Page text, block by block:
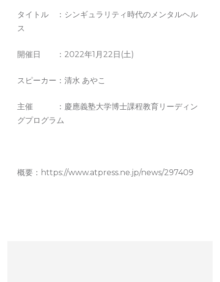
タイトル ：シンギュラリティ時代のメンタルヘル
ス
開催日 ：2022年1月22日(土)
スピーカー：清水 あやこ
主催 ：慶應義塾大学博士課程教育リーディン
グプログラム
概要：https://www.atpress.ne.jp/news/297409